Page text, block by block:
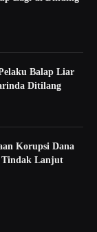
Balap Liar
Ditilang
Korupsi Dana
Lanjut